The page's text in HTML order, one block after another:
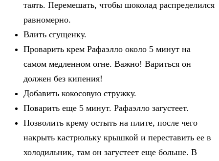
таять. Перемешать, чтобы шоколад распределился
равномерно.
Влить сгущенку.
Проварить крем Рафаэлло около 5 минут на
самом медленном огне. Важно! Вариться он
должен без кипения!
Добавить кокосовую стружку.
Поварить еще 5 минут. Рафаэлло загустеет.
Позволить крему остыть на плите, после чего
накрыть кастрюльку крышкой и переставить ее в
холодильник, там он загустеет еще больше. В